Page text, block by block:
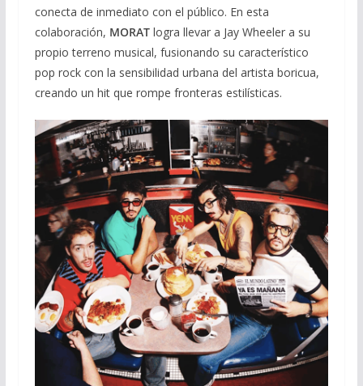
conecta de inmediato con el público. En esta
colaboración, MORATlogra llevar a Jay Wheeler a su
propio terreno musical, fusionando su característico
pop rock con la sensibilidad urbana del artista boricua,
creando un hit que rompe fronteras estilísticas.